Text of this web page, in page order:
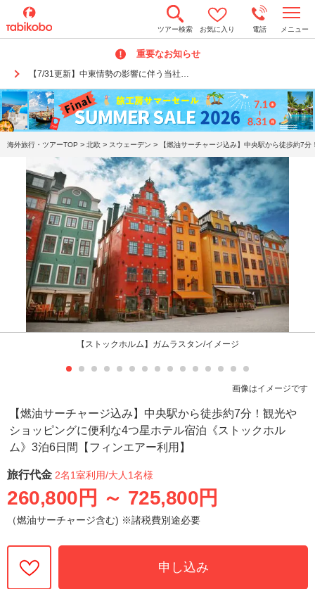
ツアー検索 お気に入り 電話 メニュー
重要なお知らせ
【7/31更新】中東情勢の影響に伴う当社…
o
n
a
v
i
g
a
t
海外旅行・ツアーTOP > 北欧 > スウェーデン > 【燃油サーチャージ込み】中央駅から徒歩約7
【ストックホルム】ガムラスタン/イメージ
画像はイメージです
【燃油サーチャージ込み】中央駅から徒歩約7分！観光や
ショッピングに便利な4つ星ホテル宿泊《ストックホル
ム》3泊6日間【フィンエアー利用】
旅行代金 2名1室利用/大人1名様
260,800円 ～ 725,800円
（燃油サーチャージ含む) ※諸税費別途必要
申し込み